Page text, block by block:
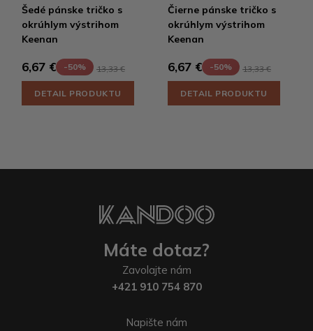
Šedé pánske tričko s
okrúhlym výstrihom
Keenan
6,67 € -50% 13,33 €
DETAIL PRODUKTU
Čierne pánske tričko s
okrúhlym výstrihom
Keenan
6,67 € -50% 13,33 €
DETAIL PRODUKTU
Máte dotaz?
Zavolajte nám
+421 910 754 870
Napište nám